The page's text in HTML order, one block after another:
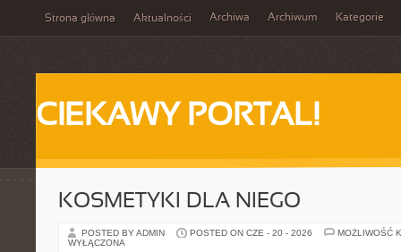
Strona główna Aktualności Archiwa Archiwum Kategorie
CIEKAWY PORTAL!
KOSMETYKI DLA NIEGO
POSTED BY ADMIN POSTED ON CZE - 20 - 2026
MOŻLIWOŚĆ
WYŁĄCZONA